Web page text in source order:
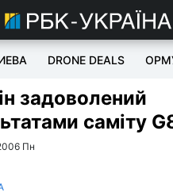
DRONE DEALS
задоволений
саміту
Пн